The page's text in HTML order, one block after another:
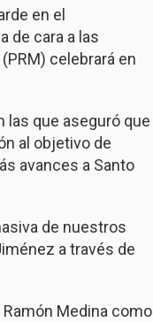
en el
de cara a las
celebrará en
las que aseguró que
al objetivo de
avances a Santo
de nuestros
a través de
Medina como